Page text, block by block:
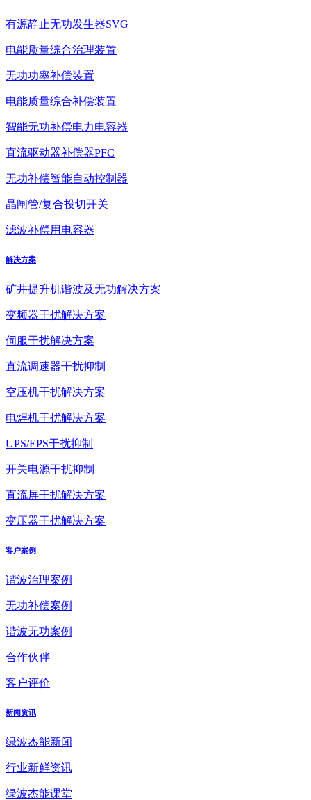
有源静止无功发生器SVG
电能质量综合治理装置
无功功率补偿装置
电能质量综合补偿装置
智能无功补偿电力电容器
直流驱动器补偿器PFC
无功补偿智能自动控制器
晶闸管/复合投切开关
滤波补偿用电容器
解决方案
矿井提升机谐波及无功解决方案
变频器干扰解决方案
伺服干扰解决方案
直流调速器干扰抑制
空压机干扰解决方案
电焊机干扰解决方案
UPS/EPS干扰抑制
开关电源干扰抑制
直流屏干扰解决方案
变压器干扰解决方案
客户案例
谐波治理案例
无功补偿案例
谐波无功案例
合作伙伴
客户评价
新闻资讯
绿波杰能新闻
行业新鲜资讯
绿波杰能课堂